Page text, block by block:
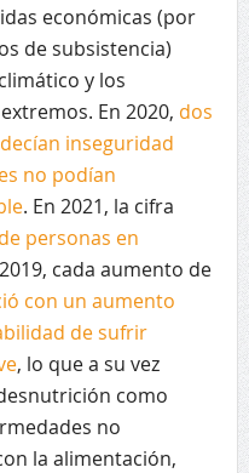
económicas (por
de subsistencia)
y los
En 2020, dos
inseguridad
no podían
. En 2021, la cifra
personas en
cada aumento de
con un aumento
de sufrir
, lo que a su vez
como
no
la alimentación,